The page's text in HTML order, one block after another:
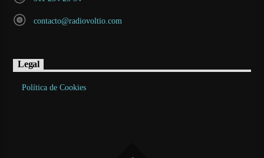
contacto@radiovoltio.com
Legal
Política de Cookies